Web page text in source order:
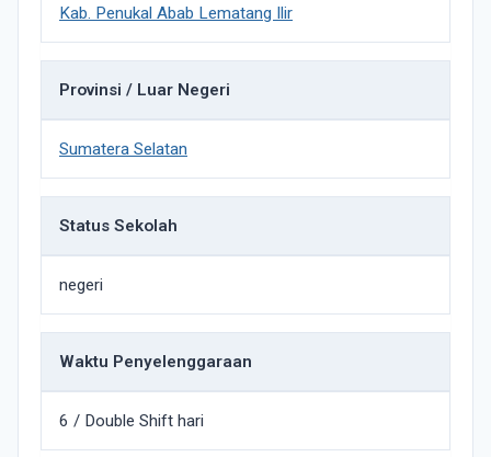
Kab. Penukal Abab Lematang Ilir
Provinsi / Luar Negeri
Sumatera Selatan
Status Sekolah
negeri
Waktu Penyelenggaraan
6 / Double Shift hari